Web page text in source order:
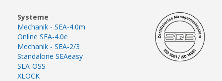
Systeme
Mechanik - SEA-4.0m
Online SEA-4.0e
Mechanik - SEA-2/3
Standalone SEAeasy
SEA-OSS
XLOCK